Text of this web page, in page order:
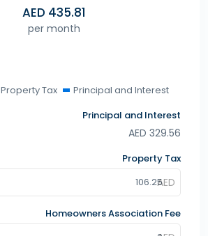
435.81
per month
Principal and Interest
Property Tax
Principal and Interest
329.56
Property Tax
Homeowners Association Fee